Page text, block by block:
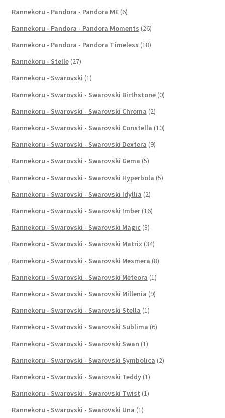
Rannekoru - Pandora - Pandora ME (6)
Rannekoru - Pandora - Pandora Moments (26)
Rannekoru - Pandora - Pandora Timeless (18)
Rannekoru - Stelle (27)
Rannekoru - Swarovski (1)
Rannekoru - Swarovski - Swarovski Birthstone (0)
Rannekoru - Swarovski - Swarovski Chroma (2)
Rannekoru - Swarovski - Swarovski Constella (10)
Rannekoru - Swarovski - Swarovski Dextera (9)
Rannekoru - Swarovski - Swarovski Gema (5)
Rannekoru - Swarovski - Swarovski Hyperbola (5)
Rannekoru - Swarovski - Swarovski Idyllia (2)
Rannekoru - Swarovski - Swarovski Imber (16)
Rannekoru - Swarovski - Swarovski Magic (3)
Rannekoru - Swarovski - Swarovski Matrix (34)
Rannekoru - Swarovski - Swarovski Mesmera (8)
Rannekoru - Swarovski - Swarovski Meteora (1)
Rannekoru - Swarovski - Swarovski Millenia (9)
Rannekoru - Swarovski - Swarovski Stella (1)
Rannekoru - Swarovski - Swarovski Sublima (6)
Rannekoru - Swarovski - Swarovski Swan (1)
Rannekoru - Swarovski - Swarovski Symbolica (2)
Rannekoru - Swarovski - Swarovski Teddy (1)
Rannekoru - Swarovski - Swarovski Twist (1)
Rannekoru - Swarovski - Swarovski Una (1)